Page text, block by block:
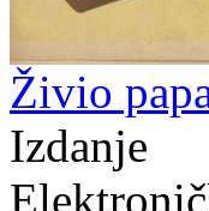
Živio
Izdanje